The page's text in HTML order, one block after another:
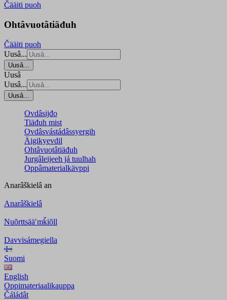
Čääiti puoh
Ohtâvuotâtiäđuh
Čääiti puoh
Uusâ...
Uusâ...
Uusâ
Uusâ...
Uusâ...
Ovdâsijđo
Tiäđuh mist
Ovdâsvástádâssyergih
Äigikyevdil
Ohtâvuotâtiäđuh
Jurgâleijeeh já tuulhah
Oppâmaterialkävppi
Anarâškielâ an
Anarâškielâ
Nuõrttsääʹmǩiõll
Davvisámegiella
Suomi
English
Oppimateriaalikauppa
Čáládât